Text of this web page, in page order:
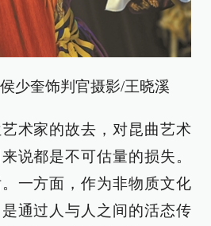
少奎饰判官摄影/王晓溪
术家的故去，对昆曲艺术
说都是不可估量的损失。
一方面，作为非物质文化
通过人与人之间的活态传